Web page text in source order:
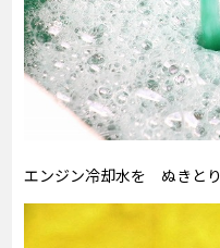
エンジン冷却水を ぬきとり